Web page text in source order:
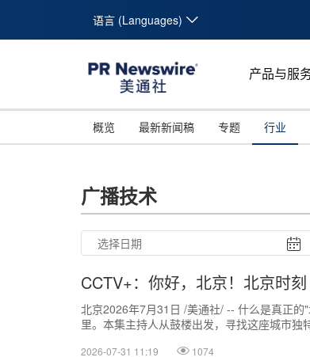
语言 (Languages)
产品与服
概览 最新新闻稿 专题 行业
广播技术
26
27
28
29
30
31
1
2
3
4
5
6
7
8
9
10
11
12
13
14
15
16
17
18
19
20
21
22
23
24
25
26
27
28
29
30
31
1
2
3
4
5
CCTV+：你好，北京！北京时刻
北京2026年7月31日 /美通社/ -- 什么是真正
里。本集主持人从鼓楼出发，寻找这座城市
2026-07-31 11:19 1074